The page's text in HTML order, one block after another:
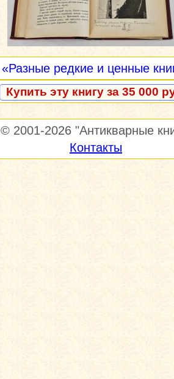
«Разные редкие и ценные
Купить эту книгу за 35 000
© 2001-2026 "Антикварные
Контакты